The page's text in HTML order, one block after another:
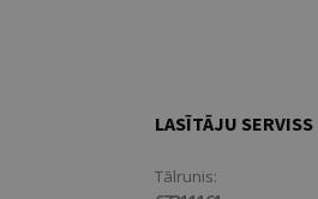
LASĪTĀJU SERVISS
Tālrunis: